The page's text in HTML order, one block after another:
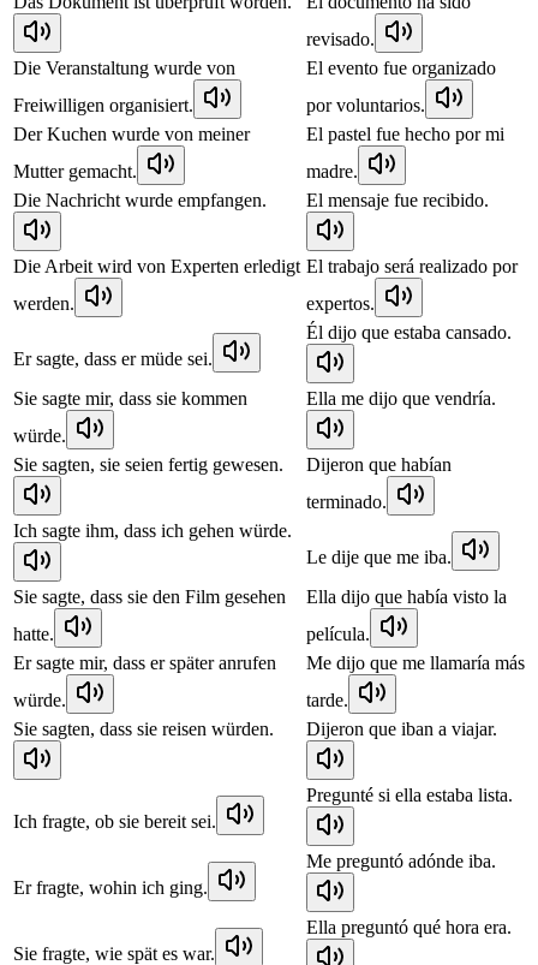
revisado.
Die Veranstaltung wurde von
Freiwilligen organisiert.
El evento fue organizado
por voluntarios.
Der Kuchen wurde von meiner
Mutter gemacht.
El pastel fue hecho por mi
madre.
Die Nachricht wurde empfangen.
El mensaje fue recibido.
Die Arbeit wird von Experten erledigt
werden.
El trabajo será realizado por
expertos.
Er sagte, dass er müde sei.
Él dijo que estaba cansado.
Sie sagte mir, dass sie kommen
würde.
Ella me dijo que vendría.
Sie sagten, sie seien fertig gewesen.
Dijeron que habían
terminado.
Ich sagte ihm, dass ich gehen würde.
Le dije que me iba.
Sie sagte, dass sie den Film gesehen
hatte.
Ella dijo que había visto la
película.
Er sagte mir, dass er später anrufen
würde.
Me dijo que me llamaría más
tarde.
Sie sagten, dass sie reisen würden.
Dijeron que iban a viajar.
Ich fragte, ob sie bereit sei.
Pregunté si ella estaba lista.
Er fragte, wohin ich ging.
Me preguntó adónde iba.
Sie fragte, wie spät es war.
Ella preguntó qué hora era.